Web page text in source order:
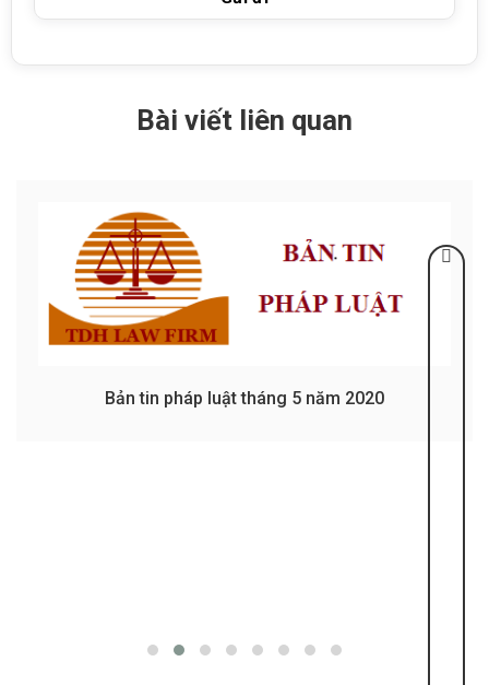
Bài viết liên quan
Bản tin pháp luật tháng 5 năm 2020